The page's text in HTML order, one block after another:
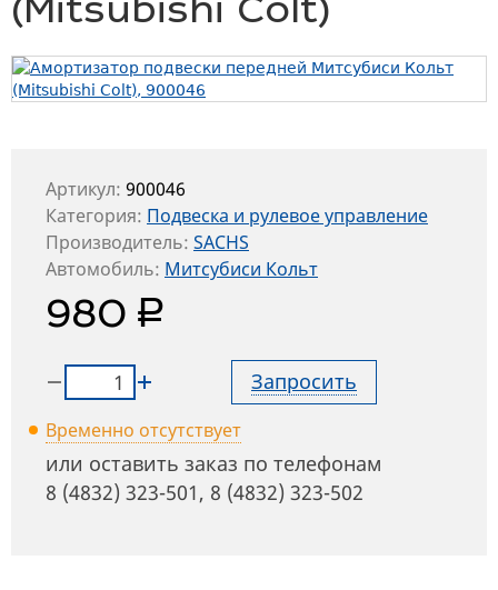
(Mitsubishi Colt)
Артикул: 900046
Категория: Подвеска и рулевое управление
Производитель: SACHS
Автомобиль: Митсубиси Кольт
980 руб.
Запросить
Временно отсутствует
или оставить заказ по телефонам
8 (4832) 323-501, 8 (4832) 323-502